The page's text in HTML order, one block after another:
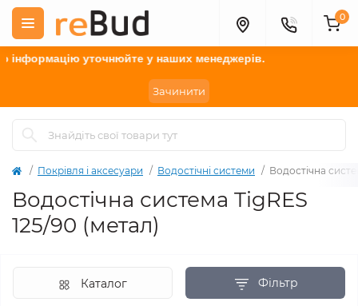
уточнюйтеу наших менеджерів.
Зачинити
0
Покрівля і аксесуари Водостічні системи Водостічна
Водостічна система TigRES
125/90 (метал)
Фільтр
Каталог